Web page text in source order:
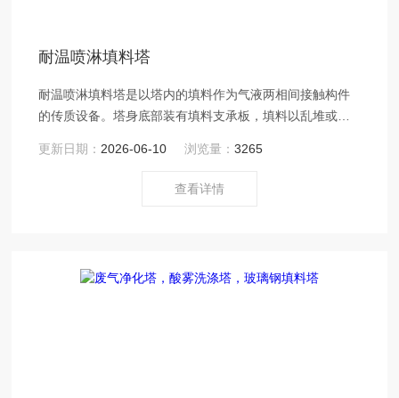
耐温喷淋填料塔
耐温喷淋填料塔是以塔内的填料作为气液两相间接触构件
的传质设备。塔身底部装有填料支承板，填料以乱堆或整
更新日期： 2026-06-10 浏览量：3265
查看详情